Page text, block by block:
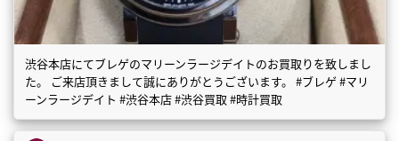
渋谷本店にてブレゲのマリーンラージデイトのお買取りを致しまし
た。 ご来店頂きまして誠にありがとうございます。 #ブレゲ #マリ
ーンラージデイト #渋谷本店 #渋谷買取 #時計買取